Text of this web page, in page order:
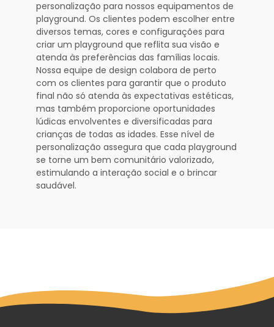
personalização para nossos equipamentos de
playground. Os clientes podem escolher entre
diversos temas, cores e configurações para
criar um playground que reflita sua visão e
atenda às preferências das famílias locais.
Nossa equipe de design colabora de perto
com os clientes para garantir que o produto
final não só atenda às expectativas estéticas,
mas também proporcione oportunidades
lúdicas envolventes e diversificadas para
crianças de todas as idades. Esse nível de
personalização assegura que cada playground
se torne um bem comunitário valorizado,
estimulando a interação social e o brincar
saudável.